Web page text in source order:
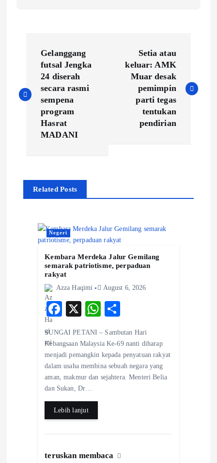
s
v
Gelanggang
futsal Jengka
24 diserah
secara rasmi
sempena
program
Hasrat
MADANI
Setia atau
keluar: AMK
Muar desak
pemimpin
parti tegas
tentukan
pendirian
Related Posts
Negeri
Kembara Merdeka Jalur Gemilang
semarak patriotisme, perpaduan
rakyat
Azza Haqimi August 6, 2026
F
eb
o
o
k
X
W
ts
A
p
p
re
SUNGAI PETANI – Sambutan Hari
Kebangsaan Malaysia Ke-69 nanti diharap
menjadi pemangkin kepada penyatuan rakyat
dalam usaha membina sebuah negara yang
aman, makmur dan sejahtera. Menteri Belia
dan Sukan, Dr…
Lebih lanjut
teruskan membaca